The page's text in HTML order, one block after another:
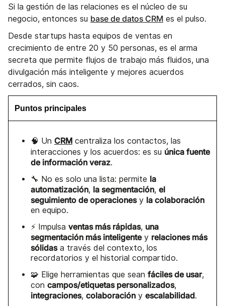
Si la gestión de las relaciones es el núcleo de su
negocio, entonces su base de datos CRM es el pulso.
Desde startups hasta equipos de ventas en
crecimiento de entre 20 y 50 personas, es el arma
secreta que permite flujos de trabajo más fluidos, una
divulgación más inteligente y mejores acuerdos
cerrados, sin caos.
Puntos principales
🧠 Un CRM centraliza los contactos, las
interacciones y los acuerdos: es su única fuente
de información veraz.
🔧 No es solo una lista: permite la
automatización, la segmentación, el
seguimiento de operacionesy la colaboración
en equipo.
⚡ Impulsa ventas más rápidas, una
segmentación más inteligentey relaciones más
sólidasa través del contexto, los
recordatorios y el historial compartido.
🧩 Elige herramientas que sean fáciles de usar,
con campos/etiquetas personalizados,
integraciones, colaboración y escalabilidad.